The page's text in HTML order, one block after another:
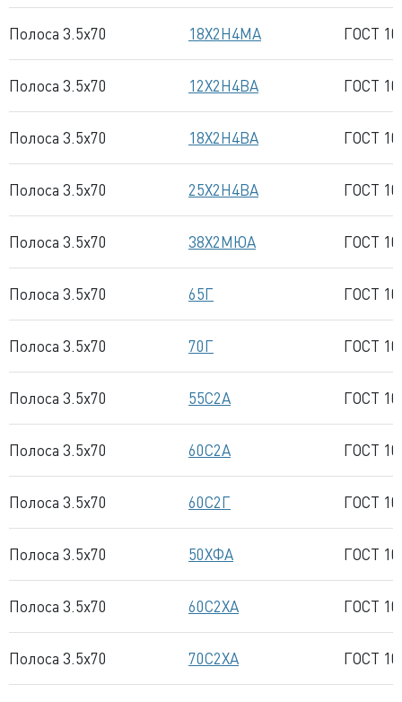
Полоса 3.5x70 18Х2Н4МА ГОСТ
Полоса 3.5x70 12Х2Н4ВА ГОСТ
Полоса 3.5x70 18Х2Н4ВА ГОСТ
Полоса 3.5x70 25Х2Н4ВА ГОСТ
Полоса 3.5x70 38Х2МЮА ГОСТ
Полоса 3.5x70 65Г ГОСТ
Полоса 3.5x70 70Г ГОСТ
Полоса 3.5x70 55С2А ГОСТ
Полоса 3.5x70 60С2А ГОСТ
Полоса 3.5x70 60С2Г ГОСТ
Полоса 3.5x70 50ХФА ГОСТ
Полоса 3.5x70 60С2ХА ГОСТ
Полоса 3.5x70 70С2ХА ГОСТ